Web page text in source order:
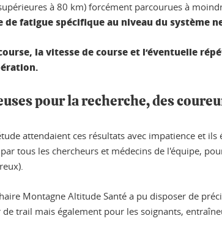
à 80 km) forcément parcourues à
de fatigue spécifique au niveau du système
la vitesse de course et l’éventuelle
pour la recherche, des
attendaient ces résultats avec impatience et
tous les chercheurs et médecins de l'équipe,
Montagne Altitude Santé a pu disposer de
trail mais également pour les soignants,